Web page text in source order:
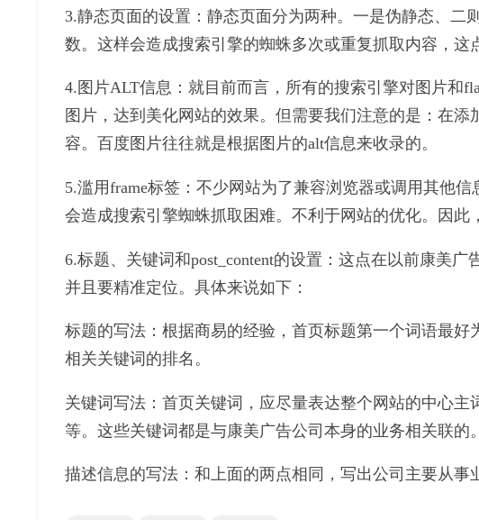
3.静态页面的设置：静态页面分为两种。一是伪静态、
数。这样会造成搜索引擎的蜘蛛多次或重复抓取内容，
4.图片ALT信息：就目前而言，所有的搜索引擎对图片和
图片，达到美化网站的效果。但需要我们注意的是：在
容。百度图片往往就是根据图片的alt信息来收录的。
5.滥用frame标签：不少网站为了兼容浏览器或调用其他信
会造成搜索引擎蜘蛛抓取困难。不利于网站的优化。因此
6.标题、关键词和post_content的设置：这点在以前康美
并且要精准定位。具体来说如下：
标题的写法：根据商易的经验，首页标题第一个词语最
相关关键词的排名。
关键词写法：首页关键词，应尽量表达整个网站的中心
等。这些关键词都是与康美广告公司本身的业务相关联
描述信息的写法：和上面的两点相同，写出公司主要从